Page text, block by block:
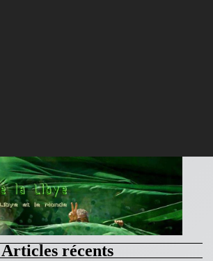
Articles récents